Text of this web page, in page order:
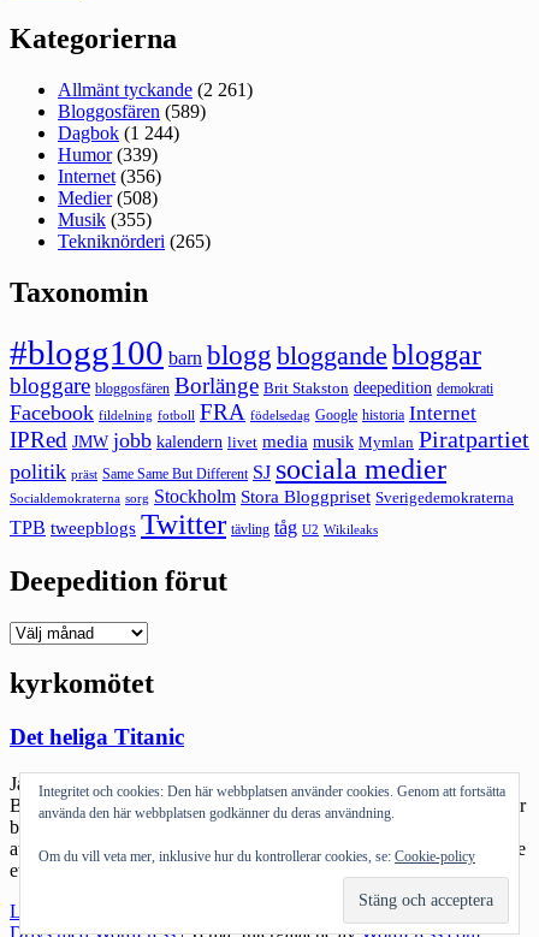
Kategorierna
Allmänt tyckande (2 261)
Bloggosfären (589)
Dagbok (1 244)
Humor(339)
Internet (356)
Medier(508)
Musik (355)
Tekniknörderi (265)
Taxonomin
#blogg100 barn blogg bloggande bloggar
bloggare bloggosfären Borlänge Brit Stakston deepedition demokrati
Facebook fildelning fotboll FRA födelsedag Google historia Internet
IPRed JMW jobb kalendern livet media musik Mymlan Piratpartiet
politik präst Same Same But Different SJ sociala medier
Socialdemokraterna sorg Stockholm Stora Bloggpriset Sverigedemokraterna
TPB tweepblogs Twitter tävling tåg U2 Wikileaks
Deepedition förut
Deepedition
kyrkomötet
Det heliga Titanic
Jag trodde jag skulle få hjärnblödning när jag läste hur min vän
Brygubben blivit refuserad i ett av kyrkomötets programblad. Varför
bryr jag mig? Jag vet ärligt talat inte – men jag blir förbannad intill
att vilja slå sönder något. Nånstans djupt inne i mig finns fortfarande
ett minne, ett sorts ärr av den passion, […]
Läs mer
heliga
Drivs med WordPress |Tema: Intergalactic avWordPress.com.
Integritet och cookies: Den här webbplatsen använder cookies. Genom att fortsätta
använda den här webbplatsen godkänner du deras användning.
Om du vill veta mer, inklusive hur du kontrollerar cookies, se: Cookie-policy